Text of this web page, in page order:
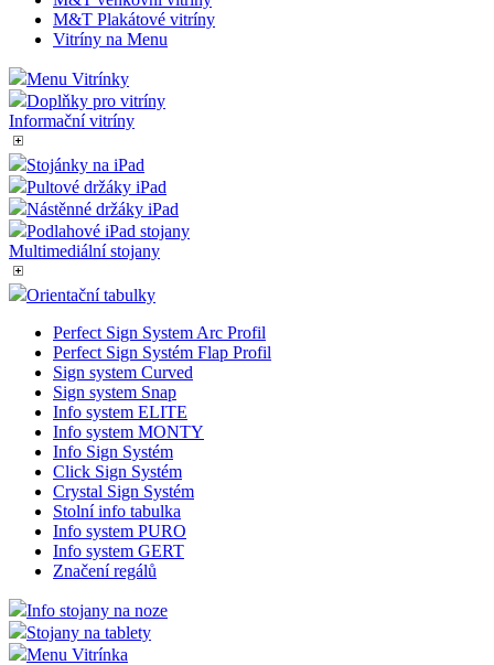
M&T Plakátové vitríny
Vitríny na Menu
Menu Vitrínky
Doplňky pro vitríny
Informační vitríny
Stojánky na iPad
Pultové držáky iPad
Nástěnné držáky iPad
Podlahové iPad stojany
Multimediální stojany
Orientační tabulky
Perfect Sign System Arc Profil
Perfect Sign Systém Flap Profil
Sign system Curved
Sign system Snap
Info system ELITE
Info system MONTY
Info Sign Systém
Click Sign Systém
Crystal Sign Systém
Stolní info tabulka
Info system PURO
Info system GERT
Značení regálů
Info stojany na noze
Stojany na tablety
Menu Vitrínka